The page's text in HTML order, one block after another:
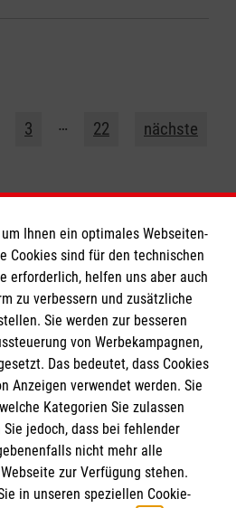
3 … 22 nächste
Ihnen ein optimales Webseiten-
Cookies sind für den technischen
erforderlich, helfen uns aber auch
zu verbessern und zusätzliche
Sie werden zur besseren
von Werbekampagnen,
Das bedeutet, dass Cookies
Anzeigen verwendet werden. Sie
Kategorien Sie zulassen
jedoch, dass bei fehlender
nicht mehr alle
zur Verfügung stehen.
in unseren speziellen Cookie-